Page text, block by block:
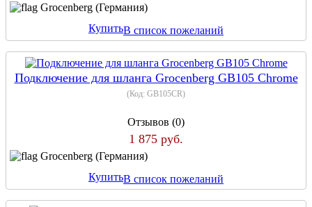
Grocenberg (Германия)
КупитьВ список пожеланий
Подключение для шланга Grocenberg GB105 Chrome
(Код: GB105CR)
Отзывов (0)
1 875 руб.
Grocenberg (Германия)
КупитьВ список пожеланий